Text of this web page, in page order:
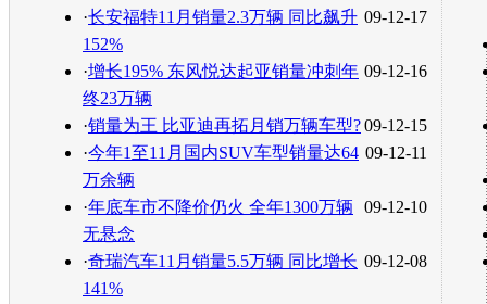
09-12-17
·长安福特11月销量2.3万辆 同比飙升
152%
09-12-16
·增长195% 东风悦达起亚销量冲刺年
终23万辆
09-12-15
·销量为王 比亚迪再拓月销万辆车型?
09-12-11
·今年1至11月国内SUV车型销量达64
万余辆
09-12-10
·年底车市不降价仍火 全年1300万辆
无悬念
09-12-08
·奇瑞汽车11月销量5.5万辆 同比增长
141%